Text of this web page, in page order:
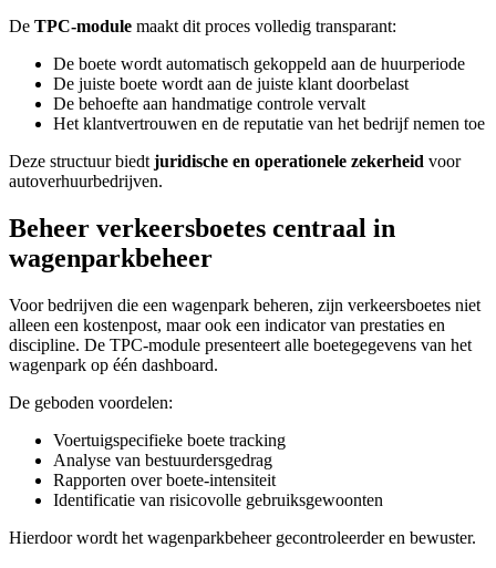
De TPC-module maakt dit proces volledig transparant:
De boete wordt automatisch gekoppeld aan de huurperiode
De juiste boete wordt aan de juiste klant doorbelast
De behoefte aan handmatige controle vervalt
Het klantvertrouwen en de reputatie van het bedrijf nemen toe
Deze structuur biedt juridische en operationele zekerheid voor
autoverhuurbedrijven.
Beheer verkeersboetes centraal in
wagenparkbeheer
Voor bedrijven die een wagenpark beheren, zijn verkeersboetes niet
alleen een kostenpost, maar ook een indicator van prestaties en
discipline. De TPC-module presenteert alle boetegegevens van het
wagenpark op één dashboard.
De geboden voordelen:
Voertuigspecifieke boete tracking
Analyse van bestuurdersgedrag
Rapporten over boete-intensiteit
Identificatie van risicovolle gebruiksgewoonten
Hierdoor wordt het wagenparkbeheer gecontroleerder en bewuster.